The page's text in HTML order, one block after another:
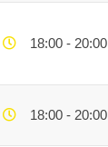
18:00 - 20:00
18:00 - 20:00